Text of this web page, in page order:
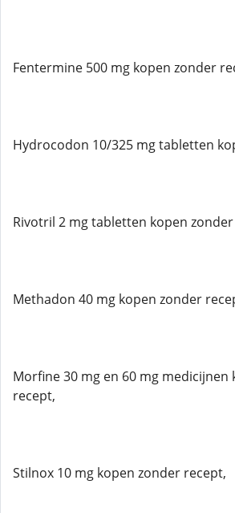
Fentermine 500 mg kopen zonder
Hydrocodon 10/325 mg tabletten
Rivotril 2 mg tabletten kopen
Methadon 40 mg kopen zonder
Morfine 30 mg en 60 mg medicijnen
recept,
Stilnox 10 mg kopen zonder recept,